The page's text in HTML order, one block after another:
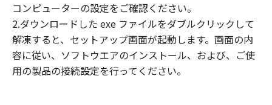
コンピューターの設定をご確認ください。
2.ダウンロードした exe ファイルをダブルクリックして
解凍すると、セットアップ画面が起動します。画面の内
容に従い、ソフトウエアのインストール、および、ご使
用の製品の接続設定を行ってください。